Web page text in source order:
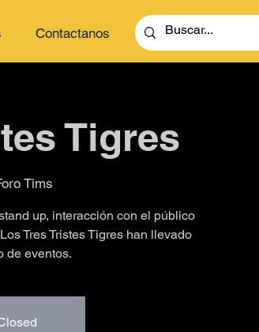
Contactanos
Tigres
Tims
up, interacción con el público
Tres Tristes Tigres han llevado
de eventos.